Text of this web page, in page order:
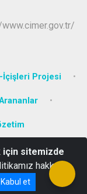
İçişleri Projesi
SAKARYA
için sitemizde
hakkında
Kabul et